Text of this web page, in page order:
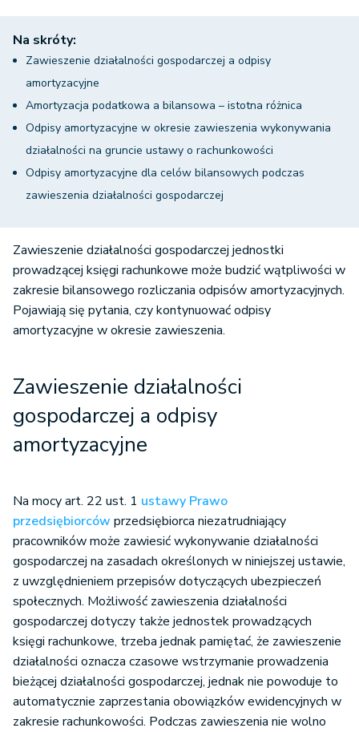
Na skróty:
Zawieszenie działalności gospodarczej a odpisy
amortyzacyjne
Amortyzacja podatkowa a bilansowa – istotna różnica
Odpisy amortyzacyjne w okresie zawieszenia wykonywania
działalności na gruncie ustawy o rachunkowości
Odpisy amortyzacyjne dla celów bilansowych podczas
zawieszenia działalności gospodarczej
Zawieszenie działalności gospodarczej jednostki
prowadzącej księgi rachunkowe może budzić wątpliwości w
zakresie bilansowego rozliczania odpisów amortyzacyjnych.
Pojawiają się pytania, czy kontynuować odpisy
amortyzacyjne w okresie zawieszenia.
Zawieszenie działalności
gospodarczej a odpisy
amortyzacyjne
Na mocy art. 22 ust. 1 ustawy Prawo
przedsiębiorców przedsiębiorca niezatrudniający
pracowników może zawiesić wykonywanie działalności
gospodarczej na zasadach określonych w niniejszej ustawie,
z uwzględnieniem przepisów dotyczących ubezpieczeń
społecznych. Możliwość zawieszenia działalności
gospodarczej dotyczy także jednostek prowadzących
księgi rachunkowe, trzeba jednak pamiętać, że zawieszenie
działalności oznacza czasowe wstrzymanie prowadzenia
bieżącej działalności gospodarczej, jednak nie powoduje to
automatycznie zaprzestania obowiązków ewidencyjnych w
zakresie rachunkowości. Podczas zawieszenia nie wolno